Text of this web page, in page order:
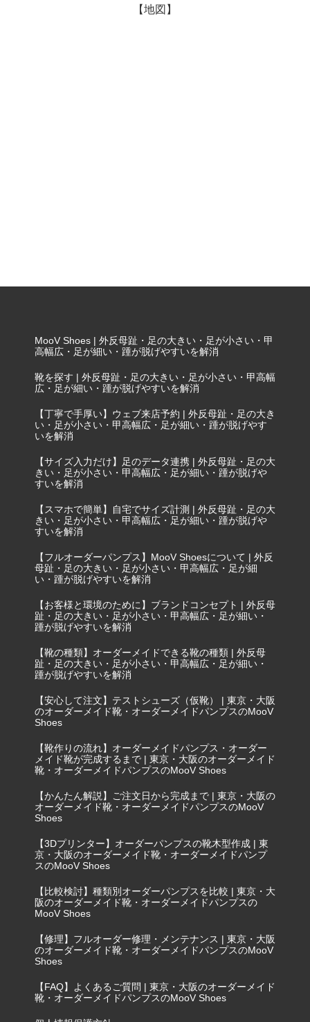
【地図】
MooV Shoes | 外反母趾・足の大きい・足が小さい・甲
高幅広・足が細い・踵が脱げやすいを解消
靴を探す | 外反母趾・足の大きい・足が小さい・甲高幅
広・足が細い・踵が脱げやすいを解消
【丁寧で手厚い】ウェブ来店予約 | 外反母趾・足の大き
い・足が小さい・甲高幅広・足が細い・踵が脱げやす
いを解消
【サイズ入力だけ】足のデータ連携 | 外反母趾・足の大
きい・足が小さい・甲高幅広・足が細い・踵が脱げや
すいを解消
【スマホで簡単】自宅でサイズ計測 | 外反母趾・足の大
きい・足が小さい・甲高幅広・足が細い・踵が脱げや
すいを解消
【フルオーダーパンプス】MooV Shoesについて | 外反
母趾・足の大きい・足が小さい・甲高幅広・足が細
い・踵が脱げやすいを解消
【お客様と環境のために】ブランドコンセプト | 外反母
趾・足の大きい・足が小さい・甲高幅広・足が細い・
踵が脱げやすいを解消
【靴の種類】オーダーメイドできる靴の種類 | 外反母
趾・足の大きい・足が小さい・甲高幅広・足が細い・
踵が脱げやすいを解消
【安心して注文】テストシューズ（仮靴） | 東京・大阪
のオーダーメイド靴・オーダーメイドパンプスのMooV
Shoes
【靴作りの流れ】オーダーメイドパンプス・オーダー
メイド靴が完成するまで | 東京・大阪のオーダーメイド
靴・オーダーメイドパンプスのMooV Shoes
【かんたん解説】ご注文日から完成まで | 東京・大阪の
オーダーメイド靴・オーダーメイドパンプスのMooV
Shoes
【3Dプリンター】オーダーパンプスの靴木型作成 | 東
京・大阪のオーダーメイド靴・オーダーメイドパンプ
スのMooV Shoes
【比較検討】種類別オーダーパンプスを比較 | 東京・大
阪のオーダーメイド靴・オーダーメイドパンプスの
MooV Shoes
【修理】フルオーダー修理・メンテナンス | 東京・大阪
のオーダーメイド靴・オーダーメイドパンプスのMooV
Shoes
【FAQ】よくあるご質問 | 東京・大阪のオーダーメイド
靴・オーダーメイドパンプスのMooV Shoes